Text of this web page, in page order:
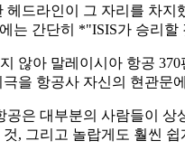
드라인이 그 자리를 차지
는 간단히 *"ISIS가 승리
않아 말레이시아 항공
을 항공사 자신의 현관
은 대부분의 사람들이
, 그리고 놀랍게도 훨씬